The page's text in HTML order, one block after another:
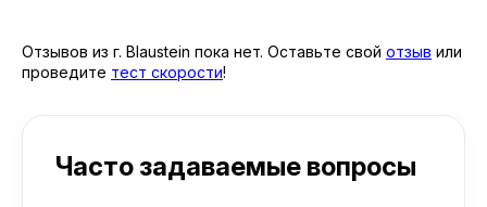
Отзывов из г. Blaustein пока нет. Оставьте свой отзыв или
проведите тест скорости!
Часто задаваемые вопросы